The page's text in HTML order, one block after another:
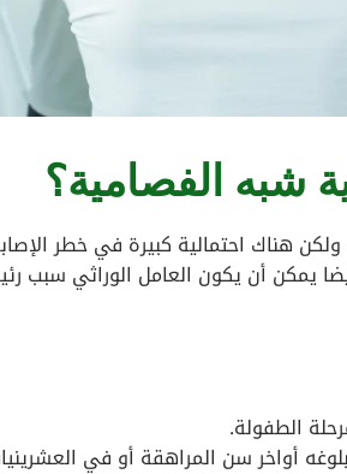
الفصامية؟
هناك احتمالية كبيرة في خطر
يمكن أن يكون العامل الوراثي سبب
الطفولة.
أواخر سن المراهقة أو في